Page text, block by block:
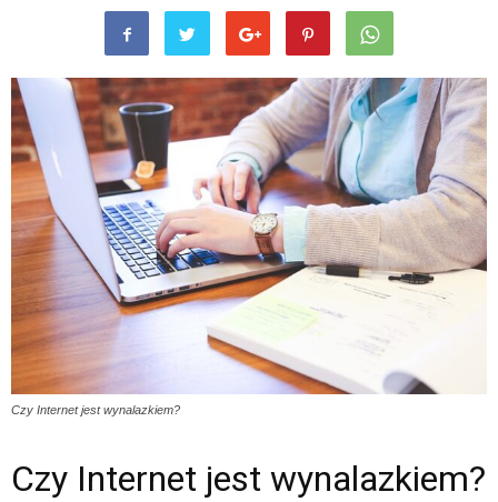
Czy Internet jest wynalazkiem?
Czy Internet jest wynalazkiem?